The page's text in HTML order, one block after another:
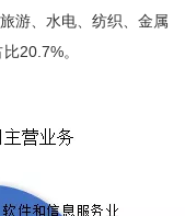
游、水电、纺织、金属
20.7%。